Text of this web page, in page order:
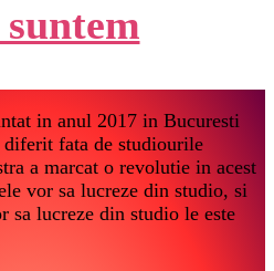
in anul 2017 in Bucuresti
fata de studiourile
a marcat o revolutie in acest
vor sa lucreze din studio, si
sa lucreze din studio le este